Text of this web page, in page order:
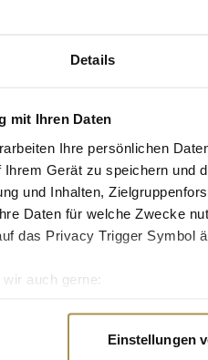
Details
mit Ihren Daten
Ihre persönlichen
Gerät zu speichern und
und Inhalten,
Daten für welche Zwecke
das Privacy Trigger Symbol
auch gerne:
Ihre persönlichen Daten
Einstellungen